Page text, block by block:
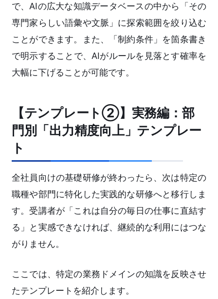
で、AIの広大な知識データベースの中から「その
専門家らしい語彙や文脈」に探索範囲を絞り込む
ことができます。また、「制約条件」を箇条書き
で明示することで、AIがルールを見落とす確率を
大幅に下げることが可能です。
【テンプレート②】実務編：部
門別「出力精度向上」テンプレー
ト
全社員向けの基礎研修が終わったら、次は特定の
職種や部門に特化した実践的な研修へと移行しま
す。受講者が「これは自分の毎日の仕事に直結す
る」と実感できなければ、継続的な利用にはつな
がりません。
ここでは、特定の業務ドメインの知識を反映させ
たテンプレートを紹介します。